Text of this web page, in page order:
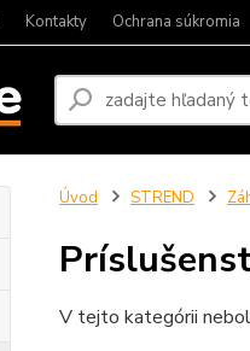
Kontakty Ochrana súkromia
Úvod STREND
V tejto kategórii